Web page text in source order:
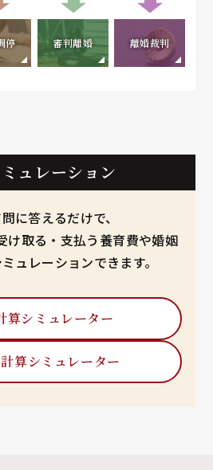
停 審判離婚 離婚裁判
ュレーション
に答えるだけで、
け取る・支払う養育費や婚姻
ュレーションできます。
算シミュレーター
算シミュレーター